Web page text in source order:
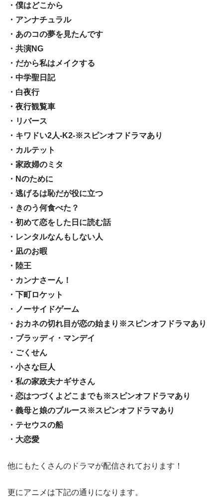
・僕はどこから
・アンナチュラル
・あのコの夢を見たんです
・共演NG
・だから私はメイクする
・中学聖日記
・白夜行
・夜行観覧車
・リバース
・キワドい2人-K2-※スピンオフドラマあり
・カルテット
・家政婦のミタ
・Nのために
・逃げるは恥だが役に立つ
・きのう何食べた？
・初めて恋をした日に読む話
・レンタルなんもしない人
・凪のお暇
・陸王
・カンナさーん！
・下町ロケット
・ノーサイドゲーム
・おカネの切れ目が恋の始まり※スピンオフドラマあり
・ブラッディ・マンデイ
・ごくせん
・小さな巨人
・私の家政夫ナギサさん
・恋はつづくよどこまでも※スピンオフドラマあり
・義母と娘のブルース※スピンオフドラマあり
・テセウスの船
・大恋愛
他にもたくさんのドラマが配信されております！
更にアニメは下記の通りになります。